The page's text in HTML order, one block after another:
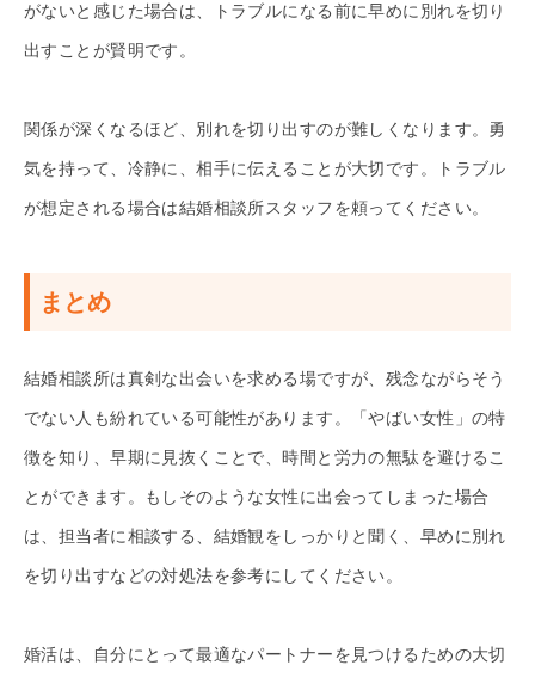
がないと感じた場合は、トラブルになる前に早めに別れを切り
出すことが賢明です。
関係が深くなるほど、別れを切り出すのが難しくなります。勇
気を持って、冷静に、相手に伝えることが大切です。トラブル
が想定される場合は結婚相談所スタッフを頼ってください。
まとめ
結婚相談所は真剣な出会いを求める場ですが、残念ながらそう
でない人も紛れている可能性があります。「やばい女性」の特
徴を知り、早期に見抜くことで、時間と労力の無駄を避けるこ
とができます。もしそのような女性に出会ってしまった場合
は、担当者に相談する、結婚観をしっかりと聞く、早めに別れ
を切り出すなどの対処法を参考にしてください。
婚活は、自分にとって最適なパートナーを見つけるための大切